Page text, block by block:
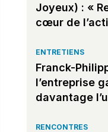
Joyeux) : «
cœur de
ENTRETIENS
Franck-
l’entreprise
davantage
RENCONTRES